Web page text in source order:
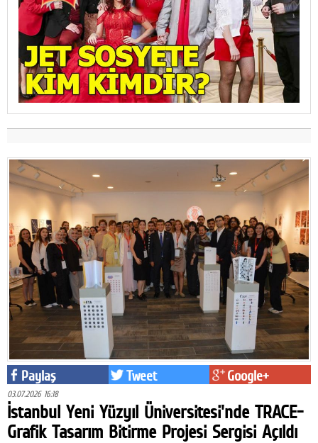
Paylaş Tweet Google+
03.07.2026 16:18
İstanbul Yeni Yüzyıl Üniversitesi'nde TRACE-
Grafik Tasarım Bitirme Projesi Sergisi Açıldı